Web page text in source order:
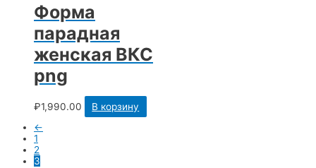
Форма
парадная
женская ВКС
png
₽1,990.00
В корзину
←
1
2
3